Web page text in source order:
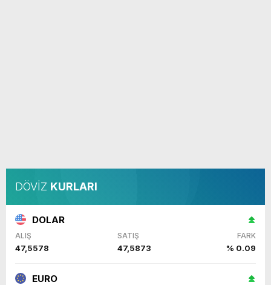
DÖVİZ KURLARI
DOLAR
ALIŞ SATIŞ FARK
47,5578 47,5873 % 0.09
EURO